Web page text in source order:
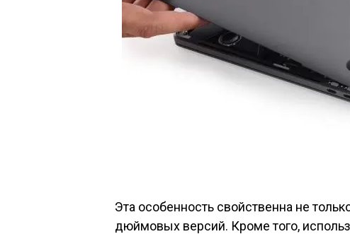
Эта особенность свойственна не
дюймовых версий. Кроме того,